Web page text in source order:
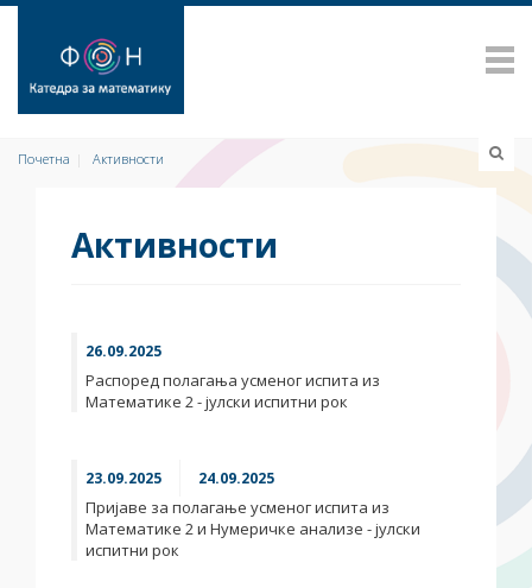
Почетна Активности
Активности
26.09.2025
Распоред полагања усменог испита из
Математике 2 - јулски испитни рок
23.09.2025 24.09.2025
Пријаве за полагање усменог испита из
Математике 2 и Нумеричке анализе - јулски
испитни рок